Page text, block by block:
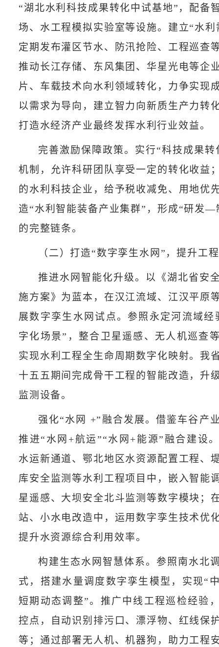
“湖北水利科技成果转化中试基地”，配备
场、水工程模拟实验室等设施。建立“水利
定期发布灌区节水、防汛抢险、工程巡查
推动长江存储、东风集团、华星光电等企
片、车载技术向水利领域转化，力争实现
以需求为导向，建立智力向新质生产力转
打造水经济产业最终发挥水利行业效益。
完善激励保障政策。实行“科技成果转
机制，允许科研团队享受一定的转化收益
的水利科技企业，给予税收减免、用地优
造“水利智能装备产业集群”，形成“研发
的完整链条。
（二）打造“数字孪生水网”，提升工
推进水网智能化升级。以《湖北省安
施方案》为蓝本，在汉江流域、江汉平原
展数字孪生水网试点。参照永定河流域经
字化场景”，整合卫星遥感、无人机巡查
实现水利工程全生命周期数字化映射。我
十五五期间完成骨干工程的智能改造，升
监测设备。
强化“水网 +”融合发展。借鉴车谷产
推进“水网+航运”“水网+能源”融合建设
水运新通道、鄂北地区水资源配置工程、
库安全监测等水利工程项目中，嵌入智能
星遥感、大坝安全北斗监测等数字模块；
站、小水电改造中，运用数字孪生技术优
提升水资源综合利用效率。
构建生态水网智慧体系。参照南水北
式，搭建水量调度数字孪生模型，实现“
短期动态调整”。推广中线工程巡检经验
控点，自动识别排污口、漂浮物、红线保
等；通过部署无人机、机器狗，助力工程